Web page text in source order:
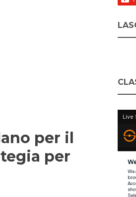
per il
per